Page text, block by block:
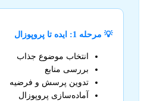
💡 مرحله 1: ایده تا پروپوزال
انتخاب موضوع جذاب
بررسی منابع
تدوین پرسش و فرضیه
آماده‌سازی پروپوزال